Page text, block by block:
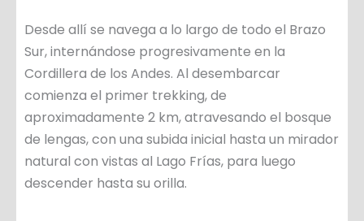
Desde allí se navega a lo largo de todo el Brazo
Sur, internándose progresivamente en la
Cordillera de los Andes. Al desembarcar
comienza el primer trekking, de
aproximadamente 2 km, atravesando el bosque
de lengas, con una subida inicial hasta un mirador
natural con vistas al Lago Frías, para luego
descender hasta su orilla.